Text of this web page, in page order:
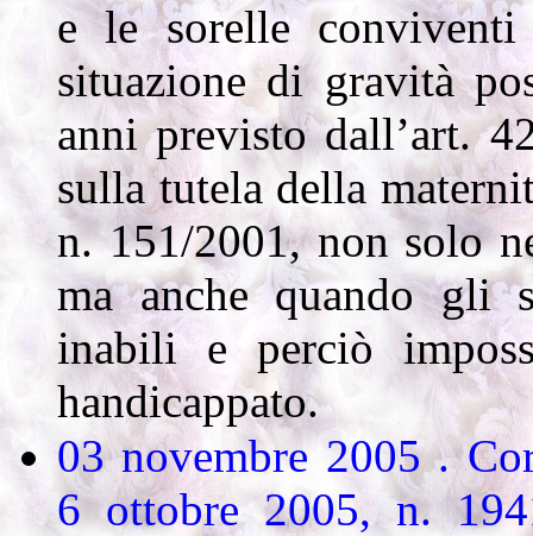
e le sorelle
situazione di gravità
anni previsto dall’art.
sulla tutela della
n. 151/2001, non solo
ma anche quando gli
inabili e perciò
handicappato.
03 novembre 2005 .
6 ottobre 2005, n.